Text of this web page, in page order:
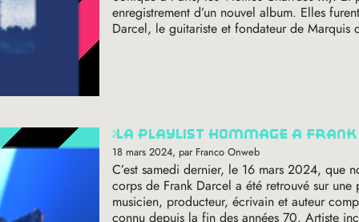
enregistrement d’un nouvel album. Elles
Darcel, le guitariste et fondateur de
la playlist hommage à
18 mars 2024, par Franco Onweb
C’est samedi dernier, le 16 mars 2024, que
corps de Frank Darcel a été retrouvé sur
musicien, producteur, écrivain et auteur
connu depuis la fin des années 70. Artiste